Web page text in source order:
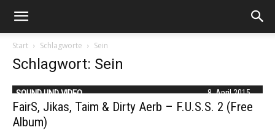
Start Schlagworte Sein
Schlagwort: Sein
8. April 2015
SOUND UND VIDEO
FairS, Jikas, Taim & Dirty Aerb – F.U.S.S. 2 (Free
Album)